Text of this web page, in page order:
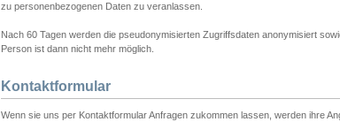
zu personenbezogenen Daten zu veranlassen.
Nach 60 Tagen werden die pseudonymisierten Zugriffsdaten anonymisiert
Person ist dann nicht mehr möglich.
Kontaktformular
Wenn sie uns per Kontaktformular Anfragen zukommen lassen, werden ihre